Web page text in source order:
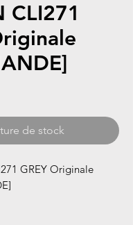
CLI271
de stock
GREY Originale